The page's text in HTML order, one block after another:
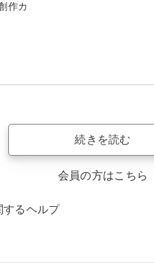
作カ
続きを読む
会員の方はこちら
するヘルプ